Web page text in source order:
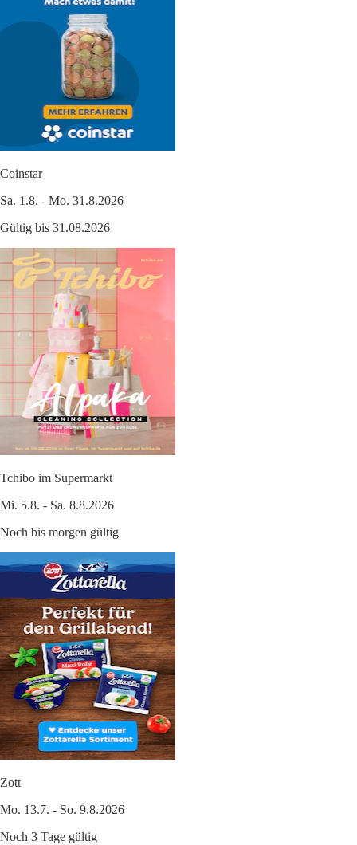
Coinstar
Sa. 1.8. - Mo. 31.8.2026
Gültig bis 31.08.2026
Tchibo im Supermarkt
Mi. 5.8. - Sa. 8.8.2026
Noch bis morgen gültig
Zott
Mo. 13.7. - So. 9.8.2026
Noch 3 Tage gültig